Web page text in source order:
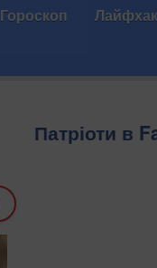
Гороскоп Лайфхак
Патріоти в